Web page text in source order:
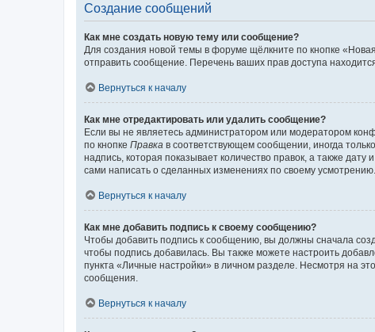
Создание сообщений
Как мне создать новую тему или сообщение?
Для создания новой темы в форуме щёлкните по кнопке
отправить сообщение. Перечень ваших прав доступа
Вернуться к началу
Как мне отредактировать или удалить сообщение?
Если вы не являетесь администратором или модератором
по кнопке Правка в соответствующем сообщении, иногда
надпись, которая показывает количество правок, а также
сами написать о сделанных изменениях по своему
Вернуться к началу
Как мне добавить подпись к своему сообщению?
Чтобы добавить подпись к сообщению, вы должны сначала
чтобы подпись добавилась. Вы также можете настроить
пункта «Личные настройки» в личном разделе. Несмотря на
сообщения.
Вернуться к началу